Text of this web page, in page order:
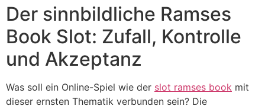
Der sinnbildliche Ramses
Book Slot: Zufall, Kontrolle
und Akzeptanz
Was soll ein Online-Spiel wie der slot ramses book mit
dieser ernsten Thematik verbunden sein? Die